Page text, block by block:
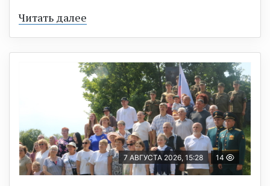
Читать далее
7 АВГУСТА 2026, 15:28 14